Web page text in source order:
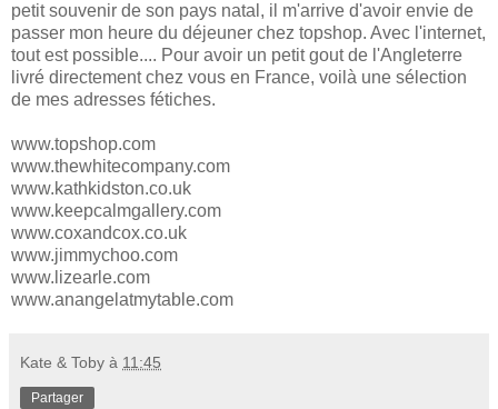
petit souvenir de son pays natal, il m'arrive d'avoir envie de
passer mon heure du déjeuner chez topshop. Avec l'internet,
tout est possible.... Pour avoir un petit gout de l'Angleterre
livré directement chez vous en France, voilà une sélection
de mes adresses fétiches.
www.topshop.com
www.thewhitecompany.com
www.kathkidston.co.uk
www.keepcalmgallery.com
www.coxandcox.co.uk
www.jimmychoo.com
www.lizearle.com
www.anangelatmytable.com
Kate & Toby à 11:45
Partager